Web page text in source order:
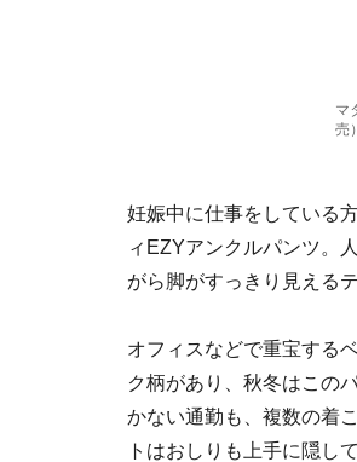
マ
売
妊娠中に仕事をしている
ィEZYアンクルパンツ。
がら脚がすっきり見える
オフィスなどで重宝する
ク柄があり、秋冬はこの
かない通勤も、複数の着
トはおしりも上手に隠し